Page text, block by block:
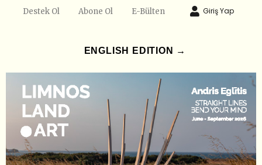
Destek Ol Abone Ol E-Bülten Giriş Yap
ENGLISH EDITION →